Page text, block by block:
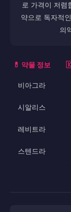
로 가격이 저렴
약으로 독자적
의
💊 약물 정보
비아그라
시알리스
레비트라
스텐드라